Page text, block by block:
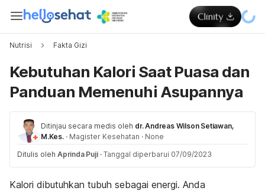
Nutrisi Fakta Gizi
Kebutuhan Kalori Saat Puasa dan
Panduan Memenuhi Asupannya
Ditinjau secara medis oleh dr. Andreas Wilson Setiawan,
M.Kes. · Magister Kesehatan · None
Ditulis oleh Aprinda Puji · Tanggal diperbarui 07/09/2023
Kalori dibutuhkan tubuh sebagai energi. Anda